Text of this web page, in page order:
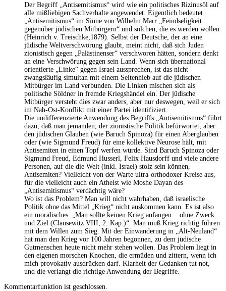
Der Begriff „Antisemitismus“ wird wie ein politisches Rizinusöl auf
alle mißliebigen Sachverhalte angewendet. Eigentlich bedeutet
„Antisemitismus“ im Sinne von Wilhelm Marr „Feindseligkeit
gegenüber jüdischen Mitbürgern“ und solchen, die es werden wollen
(Heinrich v. Treischke,1879). Selbst der Deutsche, der an eine
jüdische Weltverschwörung glaubt, meint nicht, daß sich Juden
zionistisch gegen „Palästinenser“ verschworen hätten, sondern denkt
an eine Verschwörung gegen sein Land. Wenn sich übernational
orientierte „Linke“ gegen Israel aussprechen, ist das nicht
zwangsläufig simultan mit einem Seitenhieb auf die jüdischen
Mitbürger im Land verbunden. Die Linken mischen sich als
politische Söldner in fremde Kriegshändel ein. Der jüdische
Mitbürger versteht dies zwar anders, aber nur deswegen, weil er sich
im Nah-Ost-Konflikt mit einer Partei identifiziert.
Die undifferenzierte Anwendung des Begriffs „Antisemitismus“ führt
dazu, daß man jemanden, der zionistische Politik befürwortet, aber
den jüdischen Glauben (wie Baruch Spinoza) für einen Aberglauben
oder (wie Sigmund Freud) für eine kollektive Neurose hält, mit
Antisemiten in einen Topf werfen würde. Sind Baruch Spinoza oder
Sigmund Freud, Edmund Husserl, Felix Hausdorff und viele andere
Personen, auf die die Welt (inkl. Israel) stolz sein können,
Antisemiten? Vielleicht von der Warte ultra-orthodoxer Kreise aus,
für die vielleicht auch ein Atheist wie Moshe Dayan des
„Antisemitismus“ verdächtig wäre?
Wo ist das Problem? Man will nicht wahrhaben, daß israelische
Politik ohne das Mittel „Krieg“ nicht auskommen kann. Es ist also
ein moralisches. „Man sollte keinen Krieg anfangen .. ohne Zweck
und Ziel (Clausewitz VIII, 2. Kap.)“. Man muß Krieg richtig führen
mit dem Willen zum Sieg. Mit der Einwanderung in „Alt-Neuland“
hat man den Krieg vor 100 Jahren begonnen, zu dem jüdische
Gutmenschen heute nicht mehr stehen wollen. Das Problem liegt in
den eigenen morschen Knochen, die ermüden und zittern, wenn ich
mich provokativ ausdrücken darf. Klarheit der Gedanken tut not,
und die verlangt die richtige Anwendung der Begriffe.
Kommentarfunktion ist geschlossen.